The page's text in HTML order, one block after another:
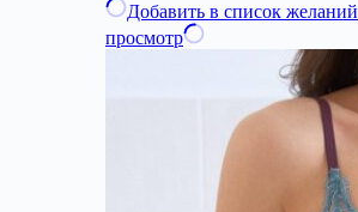
Добавить в список желаний
просмотр